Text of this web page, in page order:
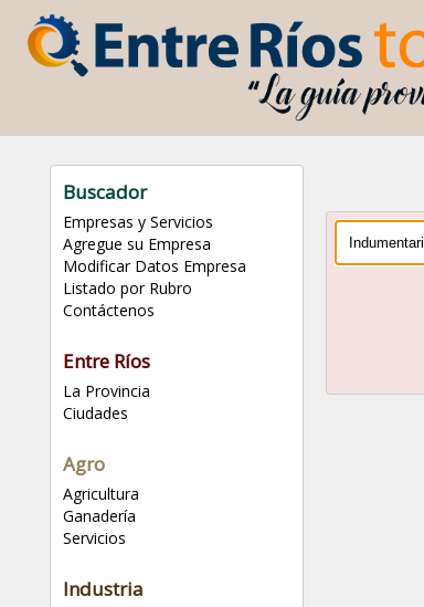
Buscador
Empresas y Servicios
Agregue su Empresa
Modificar Datos Empresa
Listado por Rubro
Contáctenos
Entre Ríos
La Provincia
Ciudades
Agro
Agricultura
Ganadería
Servicios
Industria